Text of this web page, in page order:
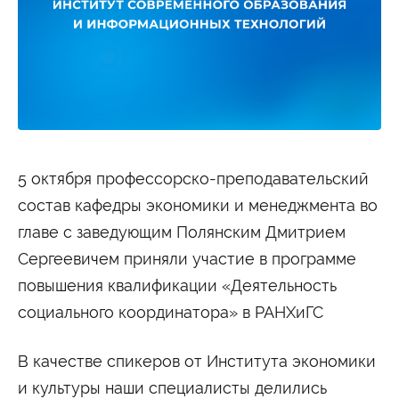
Студенту
Фотогалерея
Второе высшее
Формы обучения
Очная форма обучения
Очно-заочная форма обучения
Дни открытых дверей
Выездные студенческие мероприятия
5 октября профессорско-преподавательский
состав кафедры экономики и менеджмента во
главе с заведующим Полянским Дмитрием
Сергеевичем приняли участие в программе
повышения квалификации «Деятельность
социального координатора» в РАНХиГС
В качестве спикеров от Института экономики
и культуры наши специалисты делились